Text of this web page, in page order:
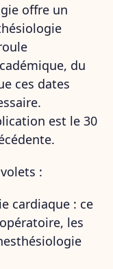
offre un
du
ces dates
est le 30
:
cardiaque : ce
les